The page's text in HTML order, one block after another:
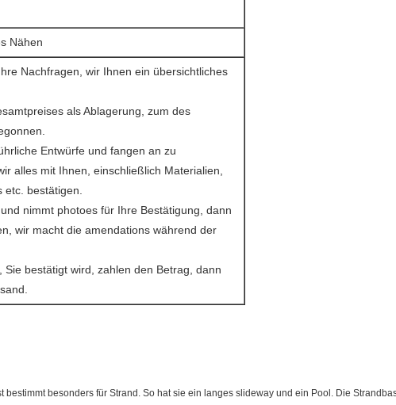
Nähen
Nachfragen, wir Ihnen ein übersichtliches
als Ablagerung, zum des
Entwürfe und fangen an zu
alles mit Ihnen, einschließlich Materialien,
bestätigen.
nimmt photoes für Ihre Bestätigung, dann
wir macht die amendations während der
Sie bestätigt wird, zahlen den Betrag, dann
bestimmt besonders für Strand. So hat sie ein langes slideway und ein Pool. Die